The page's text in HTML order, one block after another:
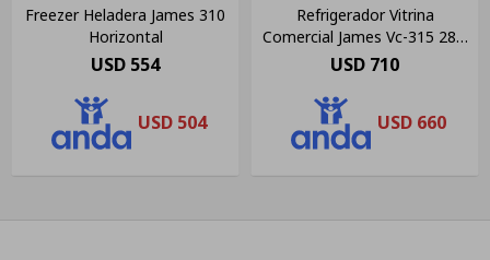
Freezer Heladera James 310
Horizontal
USD 554
USD 504
Refrigerador Vitrina
Comercial James Vc-315 287l
Eh Color Blanco
USD 710
USD 660